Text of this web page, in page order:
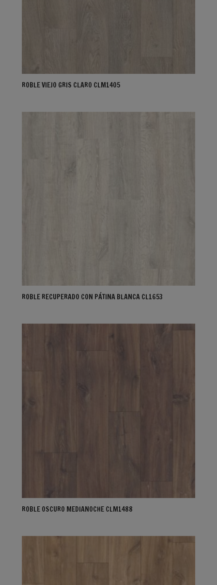
ROBLE VIEJO GRIS CLARO CLM1405
ROBLE RECUPERADO CON PÁTINA BLANCA CL1653
ROBLE OSCURO MEDIANOCHE CLM1488